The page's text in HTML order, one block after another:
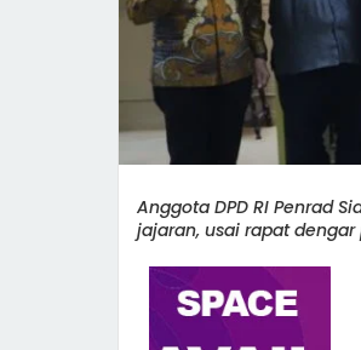
Anggota DPD RI Penrad
jajaran, usai rapat dengar